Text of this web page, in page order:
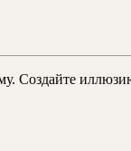
Создайте